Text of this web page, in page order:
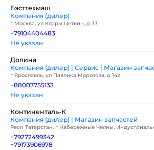
Бэсттехмаш
Компания (дилер)
г Москва, ул Клары Цеткин, д 33
+79104404483
Не указан
Долина
Компания (дилер) | Сервис | Магазин
г Ярославль, ул Павлика Морозова, д 14а
+88007755133
Не указан
Континенталь-К
Компания (дилер) | Магазин запчастей
Респ Татарстан, г Набережные Челны,
+79272499342
+79173906978